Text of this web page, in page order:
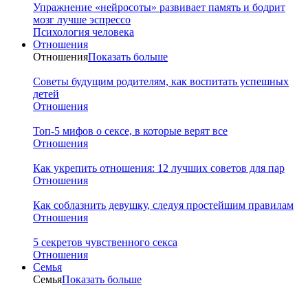
Упражнение «нейросоты» развивает память и бодрит
мозг лучше эспрессо
Психология человека
Отношения
ОтношенияПоказать больше
Советы будущим родителям, как воспитать успешных
детей
Отношения
Топ-5 мифов о сексе, в которые верят все
Отношения
Как укрепить отношения: 12 лучших советов для пар
Отношения
Как соблазнить девушку, следуя простейшим правилам
Отношения
5 секретов чувственного секса
Отношения
Семья
СемьяПоказать больше